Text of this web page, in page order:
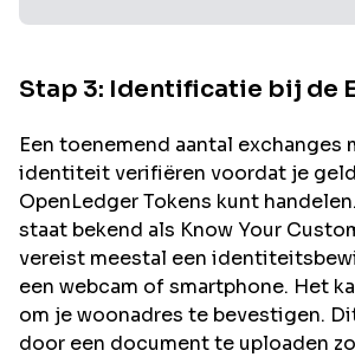
Stap 3: Identificatie bij de
Een toenemend aantal exchanges
identiteit verifiëren voordat je
OpenLedgerTokens kunt
staat bekend als Know Your
vereist meestal een
een webcam of smartphone. Het
om je woonadres te bevestigen.
door een document te uploaden